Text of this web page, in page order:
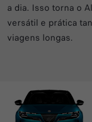
a dia. Isso torna o
versátil e prática
viagens longas.